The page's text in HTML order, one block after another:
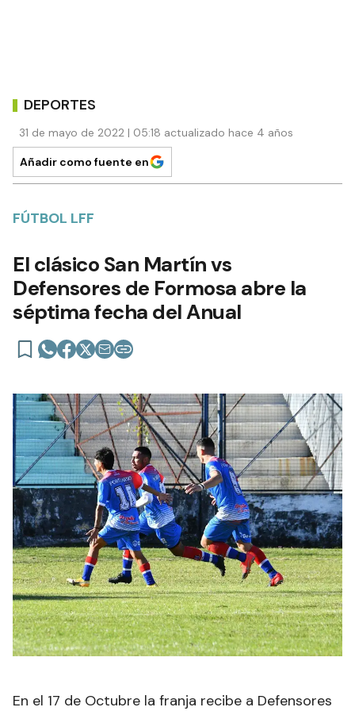
DEPORTES
31 de mayo de 2022 | 05:18 actualizado hace 4 años
Añadir como fuente en
FÚTBOL LFF
El clásico San Martín vs
Defensores de Formosa abre la
séptima fecha del Anual
En el 17 de Octubre la franja recibe a Defensores